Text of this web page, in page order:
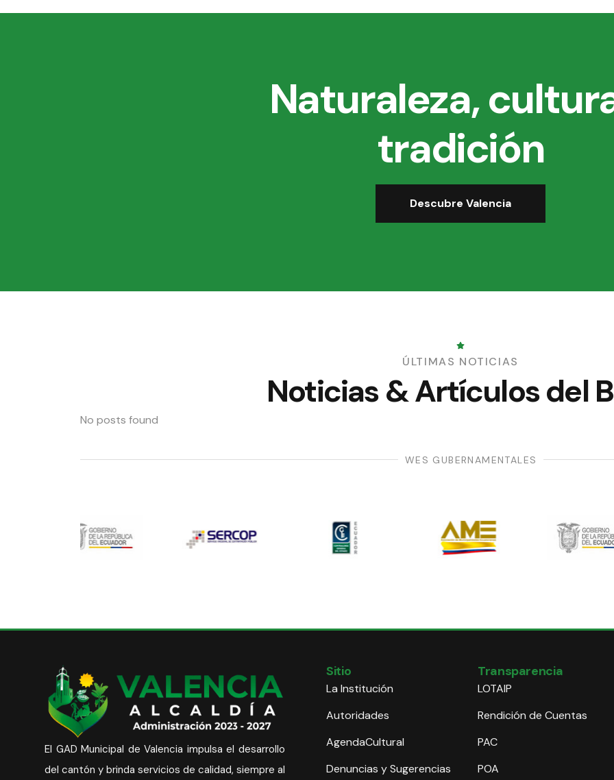
Naturaleza,
tradición
Descubre Valencia
ÚLTIMAS NOTICIAS
Noticias & Artículos del
No posts found
WES GUBERNAMENTALES
El GAD Municipal de Valencia impulsa el desarrollo
del cantón y brinda servicios de calidad, siempre al
Sitio
La Institución
Autoridades
AgendaCultural
Denuncias y Sugerencias
Transparencia
LOTAIP
Rendición de Cuentas
PAC
POA